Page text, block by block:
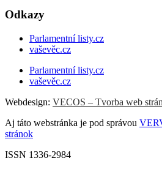
Odkazy
Parlamentní listy.cz
vaševěc.cz
Parlamentní listy.cz
vaševěc.cz
Webdesign: VECOS – Tvorba web
Aj táto webstránka je pod správou
stránok
ISSN 1336-2984